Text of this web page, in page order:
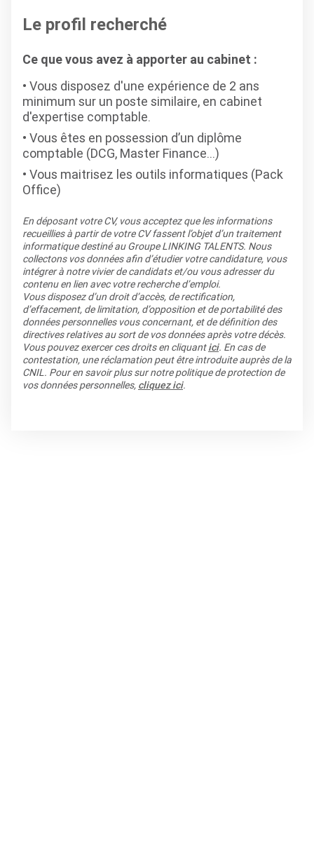
Le profil recherché
Ce que vous avez à apporter au cabinet :
Vous disposez d'une expérience de 2 ans
minimum sur un poste similaire, en cabinet
d'expertise comptable.
Vous êtes en possession d’un diplôme
comptable (DCG, Master Finance...)
Vous maitrisez les outils informatiques (Pack
Office)
En déposant votre CV, vous acceptez que les informations
recueillies à partir de votre CV fassent l’objet d’un traitement
informatique destiné au Groupe LINKING TALENTS. Nous
collectons vos données afin d’étudier votre candidature, vous
intégrer à notre vivier de candidats et/ou vous adresser du
contenu en lien avec votre recherche d’emploi.
Vous disposez d’un droit d’accès, de rectification,
d’effacement, de limitation, d’opposition et de portabilité des
données personnelles vous concernant, et de définition des
directives relatives au sort de vos données après votre décès.
Vous pouvez exercer ces droits en cliquantici. En cas de
contestation, une réclamation peut être introduite auprès de la
CNIL. Pour en savoir plus sur notre politique de protection de
vos données personnelles, cliquez ici.